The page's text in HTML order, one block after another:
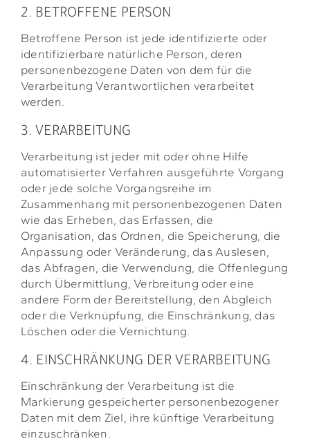
2. BETROFFENE PERSON
Betroffene Person ist jede identifizierte oder
identifizierbare natürliche Person, deren
personenbezogene Daten von dem für die
Verarbeitung Verantwortlichen verarbeitet
werden.
3. VERARBEITUNG
Verarbeitung ist jeder mit oder ohne Hilfe
automatisierter Verfahren ausgeführte Vorgang
oder jede solche Vorgangsreihe im
Zusammenhang mit personenbezogenen Daten
wie das Erheben, das Erfassen, die
Organisation, das Ordnen, die Speicherung, die
Anpassung oder Veränderung, das Auslesen,
das Abfragen, die Verwendung, die Offenlegung
durch Übermittlung, Verbreitung oder eine
andere Form der Bereitstellung, den Abgleich
oder die Verknüpfung, die Einschränkung, das
Löschen oder die Vernichtung.
4. EINSCHRÄNKUNG DER VERARBEITUNG
Einschränkung der Verarbeitung ist die
Markierung gespeicherter personenbezogener
Daten mit dem Ziel, ihre künftige Verarbeitung
einzuschränken.